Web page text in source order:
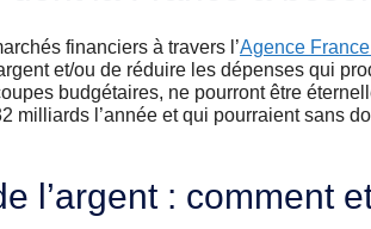
financiers à travers l’Agence
et/ou de réduire les dépenses qui
budgétaires, ne pourront être
milliards l’année et qui pourraient sans
l’argent : comment